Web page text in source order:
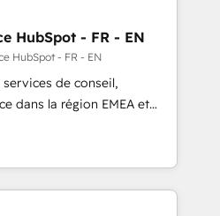
Drive pipeline with inbound,
Design:
with UX, messaging,
drive results. 🤖AI
tailored AI services. 🧩
with custom
HubSpot - FR - EN
HubSpot - FR - EN
de conseil,
dans la région EMEA et
de 115 experts en
Revops, CRM et
With over 115